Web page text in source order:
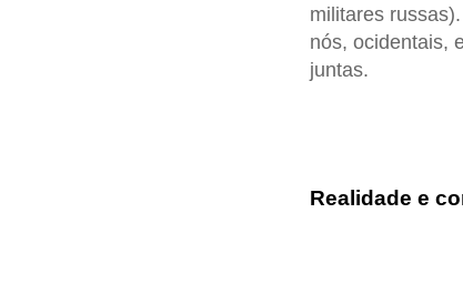
militares
nós, ocidentais,
juntas.
Realidade e